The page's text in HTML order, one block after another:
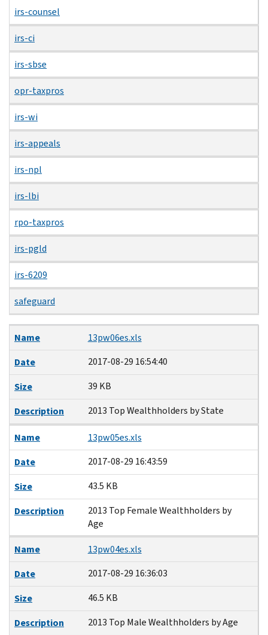
irs-counsel
irs-ci
irs-sbse
opr-taxpros
irs-wi
irs-appeals
irs-npl
irs-lbi
rpo-taxpros
irs-pgld
irs-6209
safeguard
Name
Date
Size
Description
Name
13pw06es.xls
Date
2017-08-29 16:54:40
Size
39 KB
Description
2013 Top Wealthholders by State
Name
13pw05es.xls
Date
2017-08-29 16:43:59
Size
43.5 KB
Description
2013 Top Female Wealthholders by
Age
Name
13pw04es.xls
Date
2017-08-29 16:36:03
Size
46.5 KB
Description
2013 Top Male Wealthholders by Age